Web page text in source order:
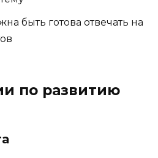
быть готова отвечать на
по развитию